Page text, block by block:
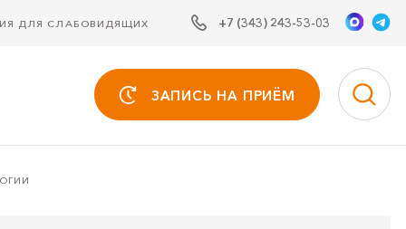
ДЛЯ СЛАБОВИДЯЩИХ +7 (343) 243-53-03
ЗАПИСЬ НА ПРИЁМ